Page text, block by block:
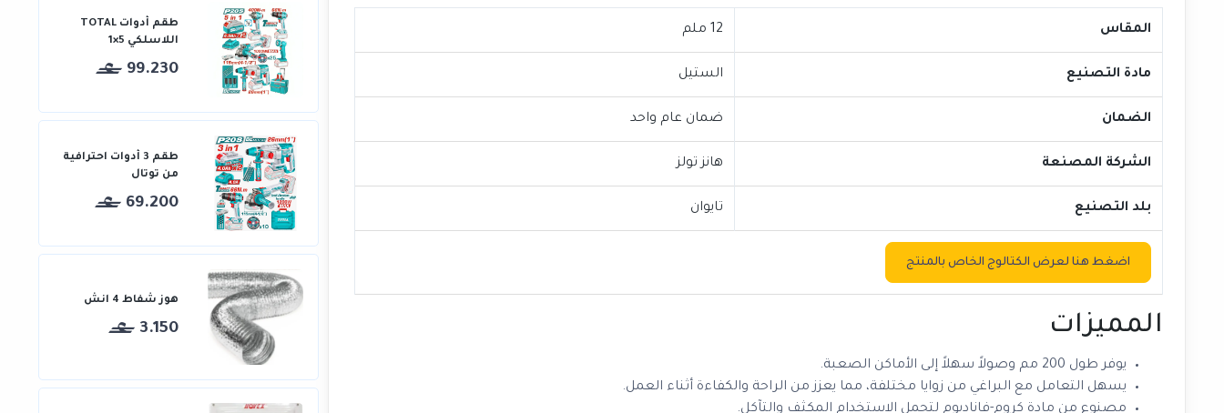
المقاس 12 ملم
مادة التصنيع الستيل
الضمان ضمان عام واحد
الشركة المصنعة هانز تولز
بلد التصنيع تايوان
اضغط هنا لعرض الكتالوج الخاص بالمنتج
المميزات
يوفر طول 200 مم وصولاً سهلاً إلى الأماكن الصعبة.
يسهل التعامل مع البراغي من زوايا مختلفة، مما يعزز من الراحة والكفاءة أثناء العمل.
مصنوع من مادة كروم-فاناديوم لتحمل الاستخدام المكثف والتآكل.
طقم أدوات TOTAL
اللاسلكي 5×1
99.230
طقم 3 أدوات احترافية
من توتال
69.200
هوز شفاط 4 انش
3.150